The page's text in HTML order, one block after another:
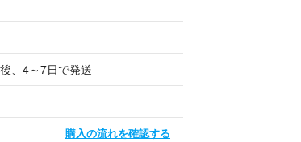
、4～7日で発送
購入の流れを確認する